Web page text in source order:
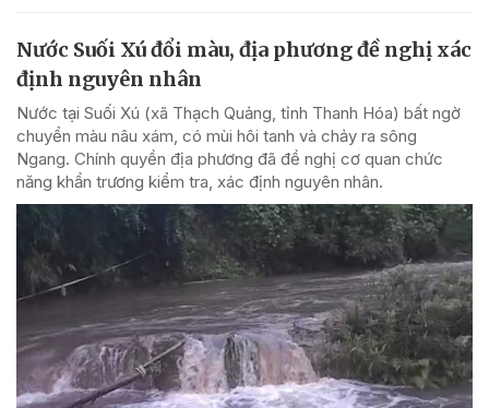
Nước Suối Xú đổi màu, địa phương đề nghị xác
định nguyên nhân
Nước tại Suối Xú (xã Thạch Quảng, tỉnh Thanh Hóa) bất ngờ
chuyển màu nâu xám, có mùi hôi tanh và chảy ra sông
Ngang. Chính quyền địa phương đã đề nghị cơ quan chức
năng khẩn trương kiểm tra, xác định nguyên nhân.